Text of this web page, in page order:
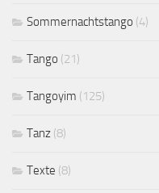
Sommernachtstango (4)
Tango (21)
Tangoyim (125)
Tanz (8)
Texte (8)